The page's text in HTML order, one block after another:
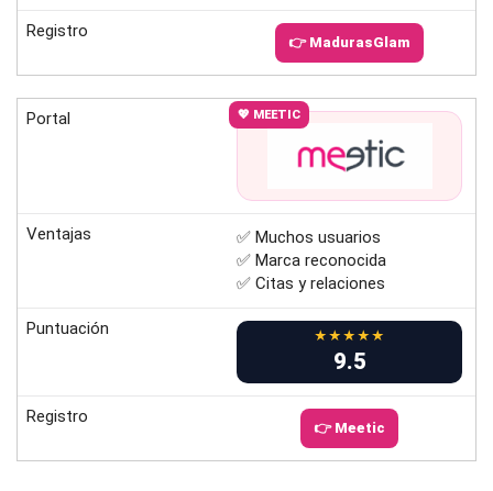
Registro
👉 MadurasGlam
Portal 💖 MEETIC
Ventajas
✅ Muchos usuarios
✅ Marca reconocida
✅ Citas y relaciones
Puntuación ★★★★★
9.5
Registro
👉 Meetic